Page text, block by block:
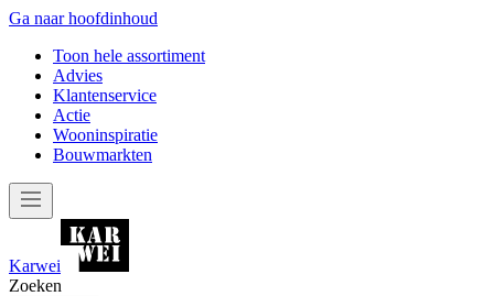
Ga naar hoofdinhoud
Toon hele assortiment
Advies
Klantenservice
Actie
Wooninspiratie
Bouwmarkten
Karwei
Zoeken